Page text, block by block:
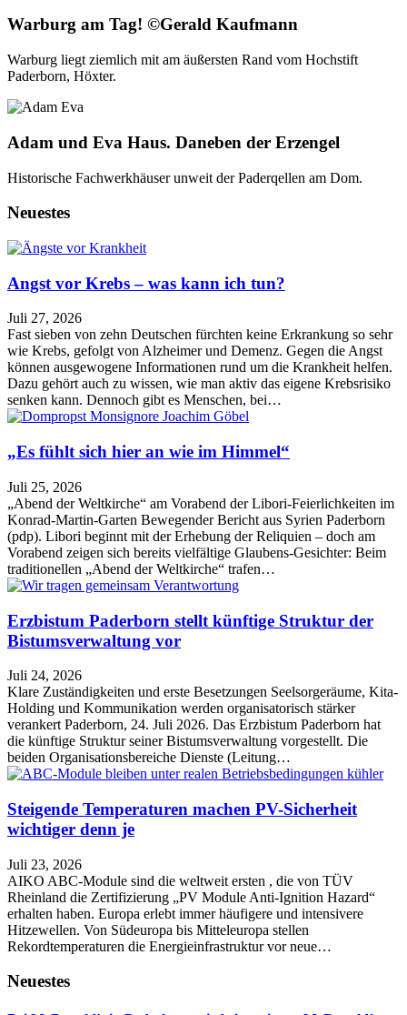
Warburg am Tag! ©Gerald Kaufmann
Warburg liegt ziemlich mit am äußersten Rand vom Hochstift
Paderborn, Höxter.
Adam und Eva Haus. Daneben der Erzengel
Historische Fachwerkhäuser unweit der Paderqellen am Dom.
Neuestes
Angst vor Krebs – was kann ich tun?
Juli 27, 2026
Fast sieben von zehn Deutschen fürchten keine Erkrankung so sehr
wie Krebs, gefolgt von Alzheimer und Demenz. Gegen die Angst
können ausgewogene Informationen rund um die Krankheit helfen.
Dazu gehört auch zu wissen, wie man aktiv das eigene Krebsrisiko
senken kann. Dennoch gibt es Menschen, bei…
„Es fühlt sich hier an wie im Himmel“
Juli 25, 2026
„Abend der Weltkirche“ am Vorabend der Libori-Feierlichkeiten im
Konrad-Martin-Garten Bewegender Bericht aus Syrien Paderborn
(pdp). Libori beginnt mit der Erhebung der Reliquien – doch am
Vorabend zeigen sich bereits vielfältige Glaubens-Gesichter: Beim
traditionellen „Abend der Weltkirche“ trafen…
Erzbistum Paderborn stellt künftige Struktur der
Bistumsverwaltung vor
Juli 24, 2026
Klare Zuständigkeiten und erste Besetzungen Seelsorgeräume, Kita-
Holding und Kommunikation werden organisatorisch stärker
verankert Paderborn, 24. Juli 2026. Das Erzbistum Paderborn hat
die künftige Struktur seiner Bistumsverwaltung vorgestellt. Die
beiden Organisationsbereiche Dienste (Leitung…
Steigende Temperaturen machen PV-Sicherheit
wichtiger denn je
Juli 23, 2026
AIKO ABC-Module sind die weltweit ersten , die von TÜV
Rheinland die Zertifizierung „PV Module Anti-Ignition Hazard“
erhalten haben. Europa erlebt immer häufigere und intensivere
Hitzewellen. Von Südeuropa bis Mitteleuropa stellen
Rekordtemperaturen die Energieinfrastruktur vor neue…
Neuestes